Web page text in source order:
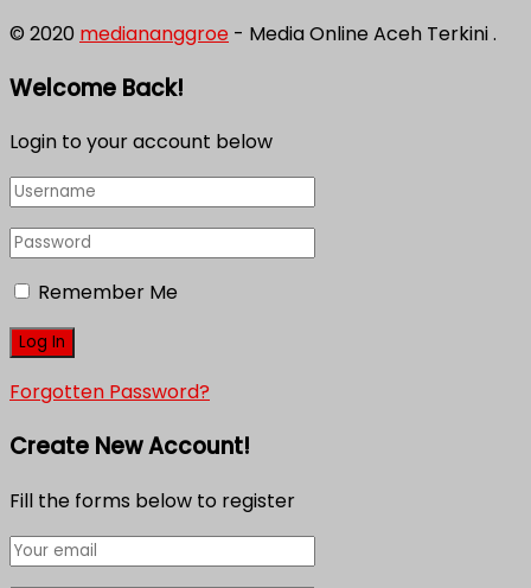
© 2020 mediananggroe - Media Online Aceh Terkini .
Welcome Back!
Login to your account below
Remember Me
Forgotten Password?
Create New Account!
Fill the forms below to register